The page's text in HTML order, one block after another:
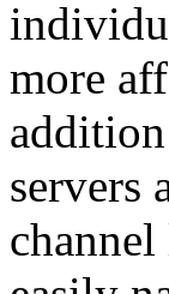
more
servers